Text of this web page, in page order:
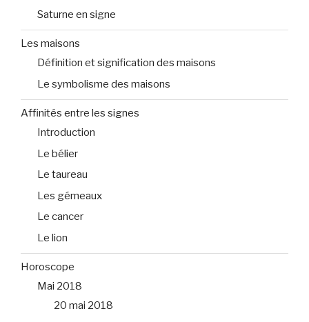
Saturne en signe
Les maisons
Définition et signification des maisons
Le symbolisme des maisons
Affinités entre les signes
Introduction
Le bélier
Le taureau
Les gémeaux
Le cancer
Le lion
Horoscope
Mai 2018
20 mai 2018